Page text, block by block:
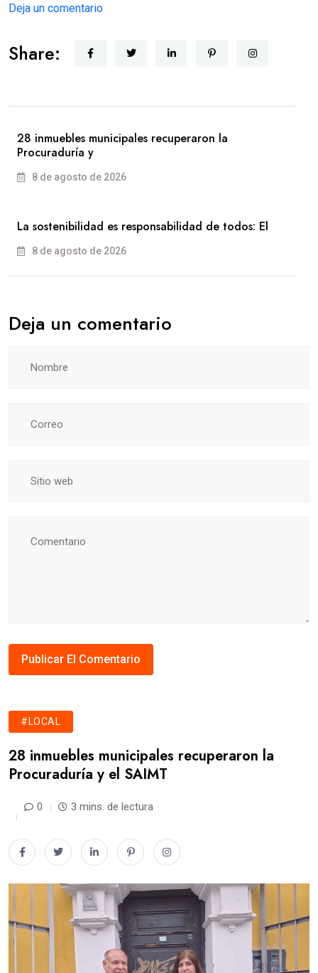
Deja un comentario
Share:
28 inmuebles municipales recuperaron la
Procuraduría y
8 de agosto de 2026
La sostenibilidad es responsabilidad de todos: El
8 de agosto de 2026
Deja un comentario
#LOCAL
28 inmuebles municipales recuperaron la
Procuraduría y el SAIMT
0 3 mins. de lectura